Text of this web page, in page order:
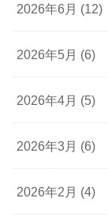
2026年6月 (12)
2026年5月 (6)
2026年4月 (5)
2026年3月 (6)
2026年2月 (4)